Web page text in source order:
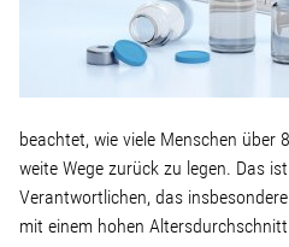
beachtet, wie viele Menschen über
weite Wege zurück zu legen. Das
Verantwortlichen, das
mit einem hohen